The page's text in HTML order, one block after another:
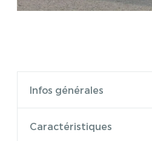
Infos générales
Caractéristiques